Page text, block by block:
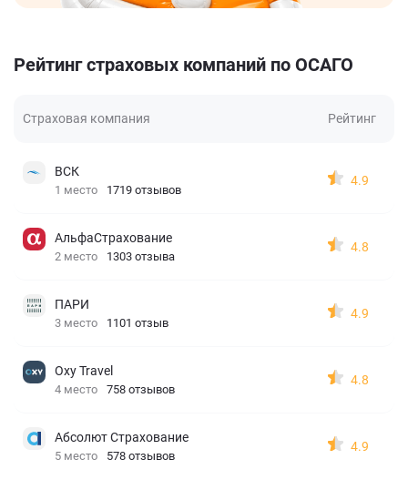
Рейтинг страховых компаний по ОСАГО
Страховая компания Рейтинг
ВСК
1 место 1719 отзывов
4.9
АльфаСтрахование
2 место 1303 отзыва
4.8
ПАРИ
3 место 1101 отзыв
4.9
Oxy Travel
4 место 758 отзывов
4.8
Абсолют Страхование
5 место 578 отзывов
4.9